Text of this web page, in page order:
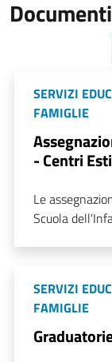
Documenti
SERVIZI
FAMIGLIE
- Centri
Le
Scuola
SERVIZI
FAMIGLIE